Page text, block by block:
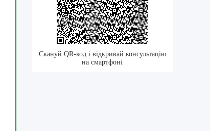
Скануй QR-код і відкривай консультацію
на смартфоні